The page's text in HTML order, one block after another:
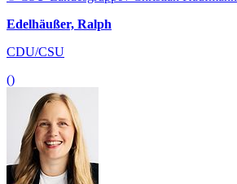
Edelhäußer, Ralph
CDU/CSU
()